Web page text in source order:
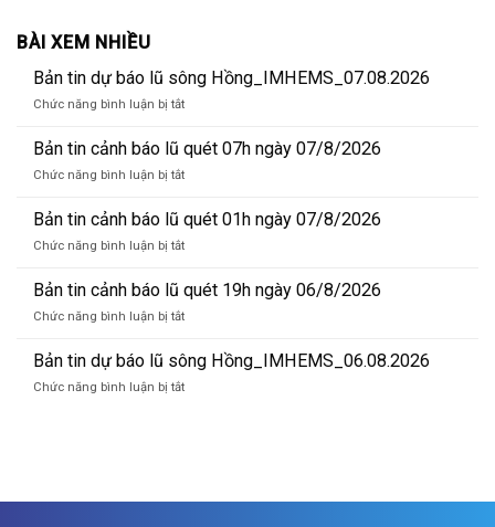
BÀI XEM NHIỀU
Bản tin dự báo lũ sông Hồng_IMHEMS_07.08.2026
Chức năng bình luận bị tắtở
tin
dự
báo
sông
Hồng_IMHEMS_07.08.2026
Bản tin cảnh báo lũ quét 07h ngày 07/8/2026
Chức năng bình luận bị tắtở
tin
cảnh
báo
quét
07h
07/8/2026
Bản tin cảnh báo lũ quét 01h ngày 07/8/2026
Chức năng bình luận bị tắtở
tin
cảnh
báo
quét
01h
Bản tin cảnh báo lũ quét 19h ngày 06/8/2026
Chức năng bình luận bị tắtở
tin
cảnh
báo
Bản tin dự báo lũ sông Hồng_IMHEMS_06.08.2026
Chức năng bình luận bị tắtở
sông